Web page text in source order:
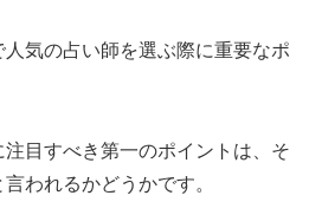
気の占い師を選ぶ際に重要なポ
目すべき第一のポイントは、そ
われるかどうかです。